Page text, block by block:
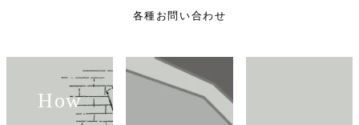
各種お問い合わせ
How